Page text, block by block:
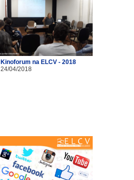
Kinoforum na ELCV - 2018
24/04/2018